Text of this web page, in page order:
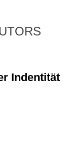
Indentität